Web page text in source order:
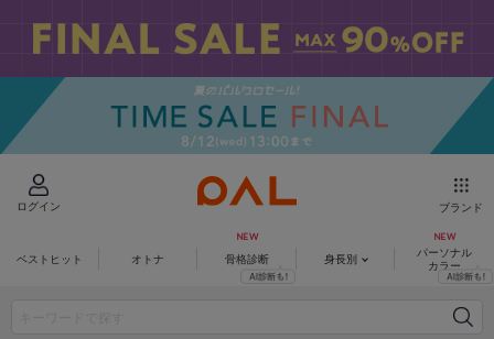
ログイン ブランド
ベストヒット オトナ 骨格診断 身長別
パーソナル
カラー